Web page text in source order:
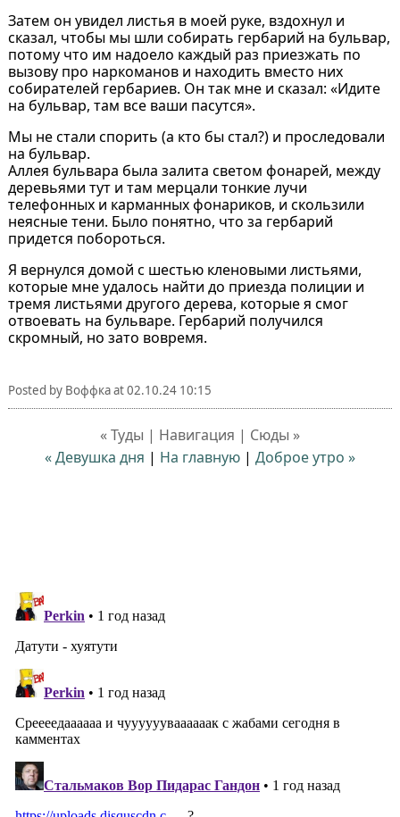
Затем он увидел листья в моей руке, вздохнул и
сказал, чтобы мы шли собирать гербарий на бульвар,
потому что им надоело каждый раз приезжать по
вызову про наркоманов и находить вместо них
собирателей гербариев. Он так мне и сказал: «Идите
на бульвар, там все ваши пасутся».
Мы не стали спорить (а кто бы стал?) и проследовали
на бульвар.
Аллея бульвара была залита светом фонарей, между
деревьями тут и там мерцали тонкие лучи
телефонных и карманных фонариков, и скользили
неясные тени. Было понятно, что за гербарий
придется побороться.
Я вернулся домой с шестью кленовыми листьями,
которые мне удалось найти до приезда полиции и
тремя листьями другого дерева, которые я смог
отвоевать на бульваре. Гербарий получился
скромный, но зато вовремя.
Posted by Воффкаat02.10.24 10:15
« Туды | Навигация | Сюды »
« Девушка дня | На главную | Доброе утро »